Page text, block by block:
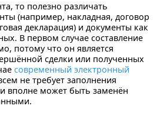
то полезно различать
(например, накладная, договор
декларация) и документы как
В первом случае составление
потому что он является
сделки или полученных
современный электронный
не требует заполнения
вполне может быть заменён